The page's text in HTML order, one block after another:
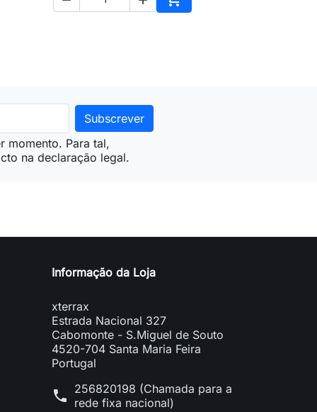
ao carrinho Adicionar ao carrinho
momento. Para tal,
na declaração legal.
Informação da Loja
xterrax
Estrada Nacional 327
Cabomonte - S.Miguel de Souto
4520-704 Santa Maria Feira
Portugal
phone 256820198 (Chamada para a
rede fixa nacional)